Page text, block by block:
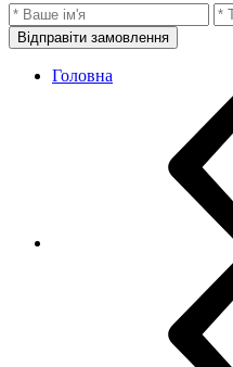
Відправіти замовлення
Головна